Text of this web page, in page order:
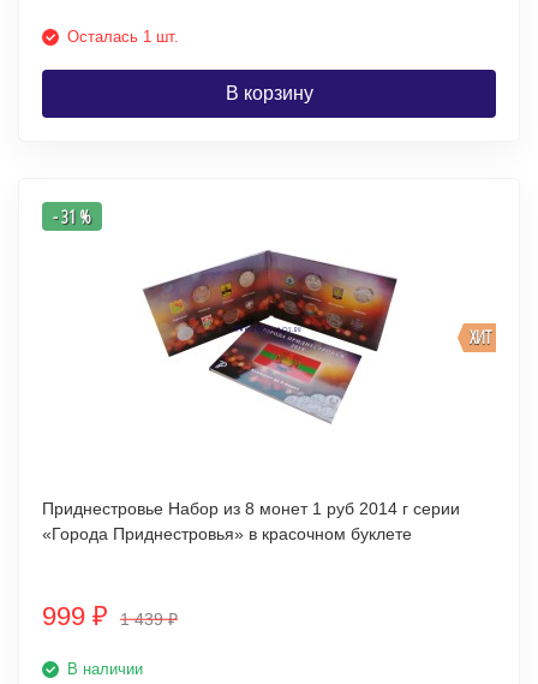
Осталась 1 шт.
В корзину
ХИТ
- 31 %
Приднестровье Набор из 8 монет 1 руб 2014 г серии
«Города Приднестровья» в красочном буклете
999 ₽ 1 439₽
В наличии